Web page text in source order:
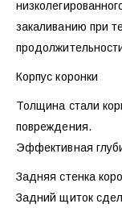
закаливанию при
Корпус коронки
Толщина стали
повреждения.
Эффективная
Задняя стенка
Задний щиток